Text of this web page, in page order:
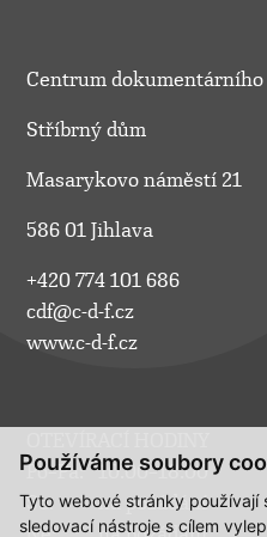
Používáme soubory
Tyto webové stránky používají
sledovací nástroje s cílem
Centrum
Stříbrný dům
Masarykovo náměstí 21
586 01 Jihlava
+420 774 101 686
cdf@c-d-f.cz
www.c-d-f.cz
Po–Pá:
10.00–18.00
So:
na požádání